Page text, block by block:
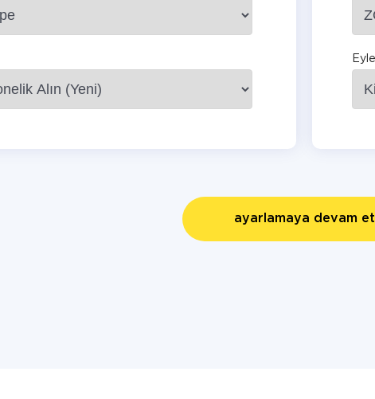
ayarlamaya devam et